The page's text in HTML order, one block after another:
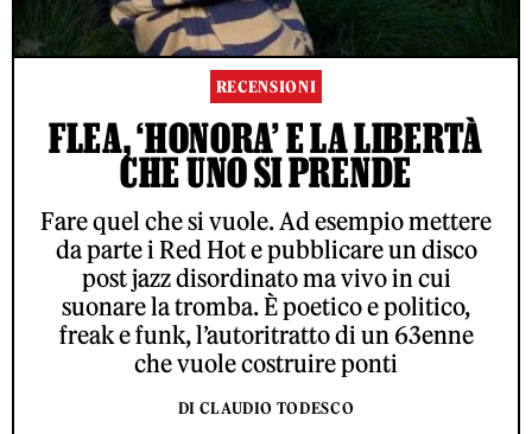
RECENSIONI
FLEA, ‘HONORA’ E LA LIBERTÀ
CHE UNO SI PRENDE
Fare quel che si vuole. Ad esempio mettere
da parte i Red Hot e pubblicare un disco
post jazz disordinato ma vivo in cui
suonare la tromba. È poetico e politico,
freak e funk, l’autoritratto di un 63enne
che vuole costruire ponti
DI CLAUDIO TODESCO